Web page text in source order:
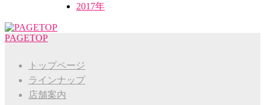
2017年
PAGETOP
トップページ
ラインナップ
店舗案内